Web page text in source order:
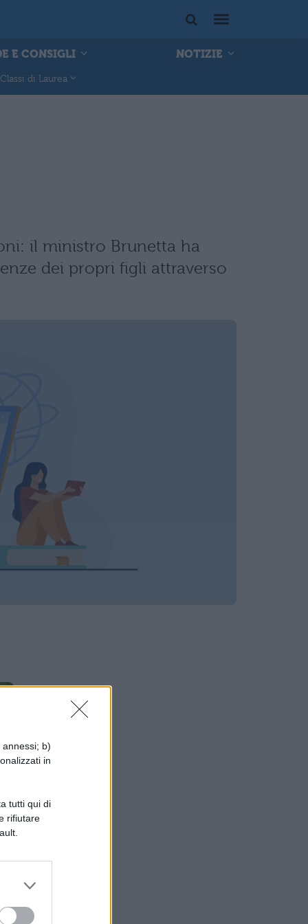
b)
in
tutti qui di
rifiutare
E CONSIGLI NOTIZIE
Classi di Laurea
il ministro Brunetta ha
dei propri figli attraverso